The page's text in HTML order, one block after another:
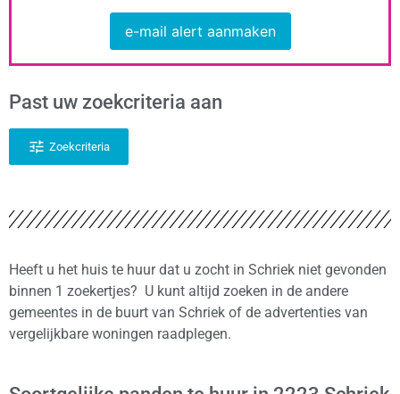
e-mail alert aanmaken
Past uw zoekcriteria aan
Zoekcriteria
Heeft u het huis te huur dat u zocht in Schriek niet gevonden
binnen 1 zoekertjes? U kunt altijd zoeken in de andere
gemeentes in de buurt van Schriek of de advertenties van
vergelijkbare woningen raadplegen.